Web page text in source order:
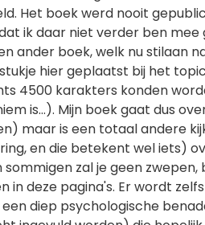
Het boek werd nooit
ik daar niet verder ben mee
ander boek, welk nu stilaan
hier geplaatst bij het
4500 karakters konden
is...). Mijn boek gaat dus
maar is een totaal andere
en die betekent wel iets)
zal je geen zwepen,
in deze pagina's. Er wordt
diep psychologische